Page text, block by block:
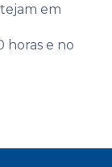
em
horas e no